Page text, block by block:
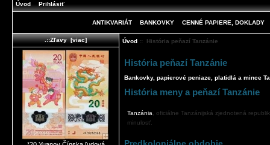
Úvod Prihlásiť
ANTIKVARIÁT BANKOVKY CENNÉ PAPIERE, DOKLADY
.::Zľavy [viac] Úvod:: História peňazí Tanzánie
História peňazí Tanzánie
Bankovky, papierové peniaze, platidlá a mince
História meny a peňazí Tanzánie
Tanzánia , oficiálne Tanzánijská zjednotená
minulosť.